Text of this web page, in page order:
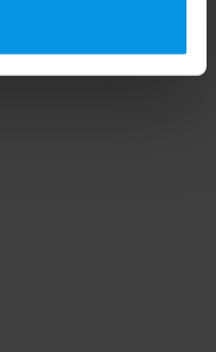
aiheutuvaa